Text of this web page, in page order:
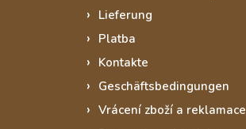
Lieferung
Platba
Kontakte
Geschäftsbedingungen
Vrácení zboží a reklamace